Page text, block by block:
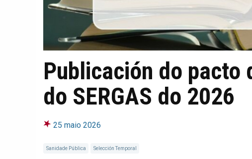
Publicación do pacto
do SERGAS do 2026
25 maio 2026
Sanidade Pública Selección Temporal